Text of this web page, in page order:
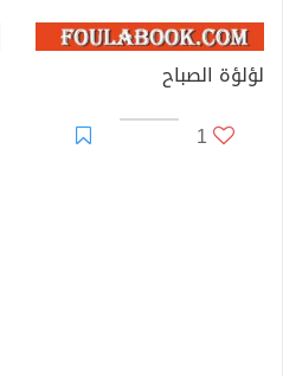
لؤلؤة الصباح
1